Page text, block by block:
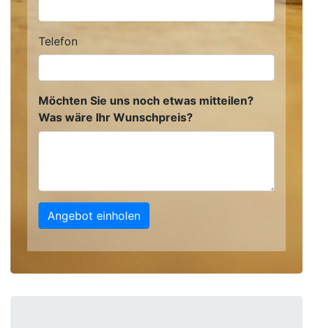
Telefon
Möchten Sie uns noch etwas mitteilen?
Was wäre Ihr Wunschpreis?
Angebot einholen